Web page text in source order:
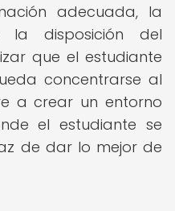
adecuada, la
la disposición del
que el estudiante
concentrarse al
a crear un entorno
el estudiante se
de dar lo mejor de